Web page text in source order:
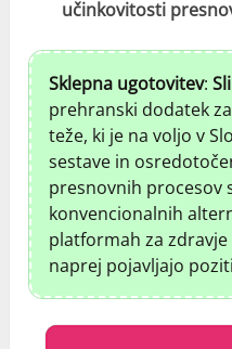
učinkovitosti
Sklepna ugotovitev:
prehranski dodatek
teže, ki je na voljo v
sestave in
presnovnih procesov
konvencionalnih
platformah za
naprej pojavljajo